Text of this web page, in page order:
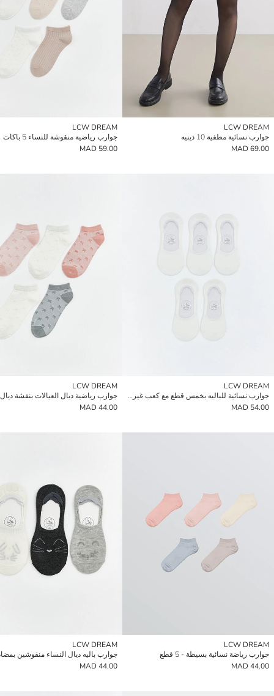
LCW DREAM
جوارب نسائية مطفية 10 دينيه
69.00 MAD
LCW DREAM
جوارب رياضية منقوشة للنساء 5 باكات
59.00 MAD
LCW DREAM
جوارب نسائية للباليه بخمس قطع مع كعب غير قابل للانزلاق
54.00 MAD
LCW DREAM
44.00 MAD
LCW DREAM
جوارب رياضة نسائية بسيطة - 5 قطع
44.00 MAD
LCW DREAM
44.00 MAD